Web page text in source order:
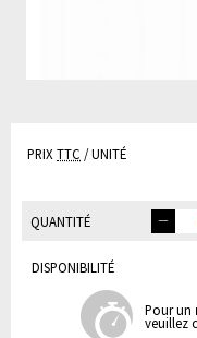
PRIXTTC / UNITÉ
QUANTITÉ
DISPONIBILITÉ
Pour un
veuillez